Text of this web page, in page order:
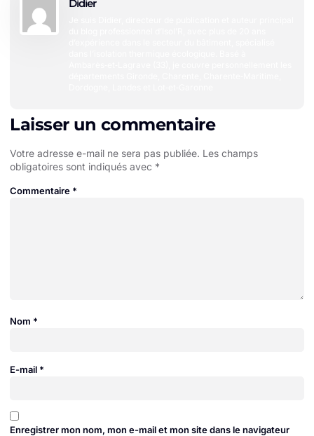
Didier
Laisser un commentaire
Votre adresse e-mail ne sera pas publiée. Les champs
obligatoires sont indiqués avec *
Commentaire *
Nom *
E-mail *
Enregistrer mon nom, mon e-mail et mon site dans le navigateur